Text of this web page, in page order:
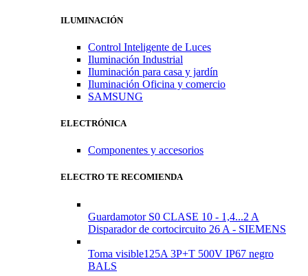
ILUMINACIÓN
Control Inteligente de Luces
Iluminación Industrial
Iluminación para casa y jardín
Iluminación Oficina y comercio
SAMSUNG
ELECTRÓNICA
Componentes y accesorios
ELECTRO TE RECOMIENDA
Guardamotor S0 CLASE 10 - 1,4...2 A
Disparador de cortocircuito 26 A - SIEMENS
Toma visible125A 3P+T 500V IP67 negro
BALS